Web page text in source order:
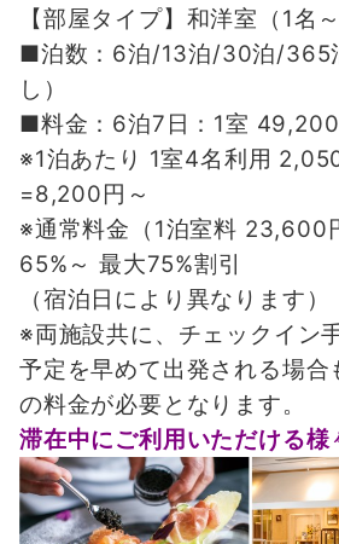
【部屋タイプ】和洋室（1名～
■泊数：6泊/13泊/30泊/365
し）
■料金：6泊7日：1室 49,200
※1泊あたり 1室4名利用
=8,200円～
※通常料金（1泊室料
65%～ 最大75%割引
（宿泊日により異なります）
※両施設共に、チェックイン
予定を早めて出発される場合
の料金が必要となります。
滞在中にご利用いただける様